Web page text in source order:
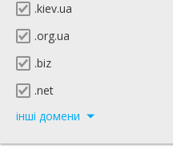
.kiev.ua
.org.ua
.biz
.net
інші домени